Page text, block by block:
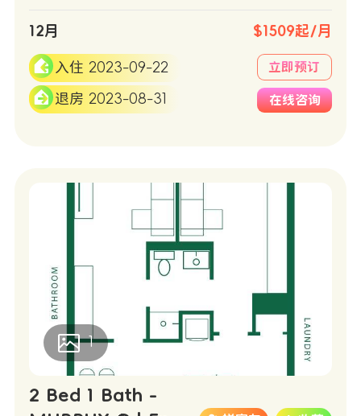
12月 $1509起/月
入住 2023-09-22
退房 2023-08-31
立即预订
在线咨询
1
2 Bed 1 Bath -